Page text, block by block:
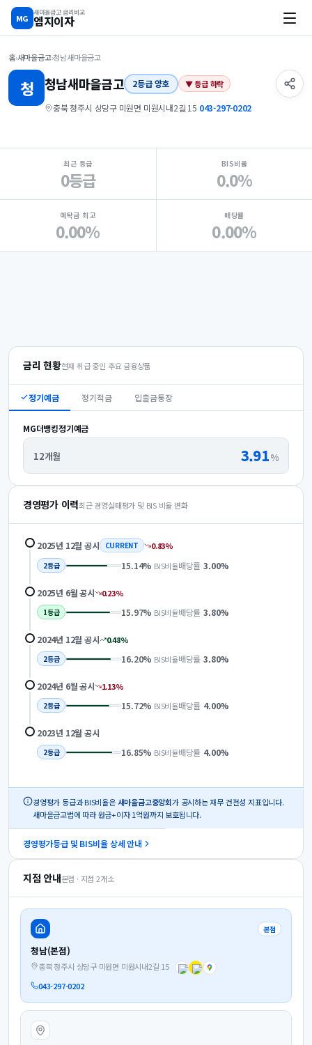
MG
새마을금고 금리비교
엠지이자
홈›새마을금고›청남새마을금고
청 청남새마을금고 2등급 양호 ▼ 등급 하락
충북 청주시 상당구 미원면 미원시내2길 15·043-297-0202
지점 핵심 지표 요약
최근 등급
0등급
BIS비율
0.0%
예탁금 최고
0.00%
배당률
0.00%
금리 현황현재 취급 중인 주요 금융상품
정기예금 정기적금 입출금통장
MG더뱅킹정기예금
12개월 3.91%
경영평가 이력최근 경영실태평가 및 BIS 비율 변화
2025년 12월 공시 CURRENT 0.83%
2등급 15.14% BIS비율배당률 3.00%
2025년 6월공시 0.23%
1등급 15.97% BIS비율배당률 3.80%
2024년 12월 공시 0.48%
2등급 16.20% BIS비율배당률 3.80%
2024년 6월공시 1.13%
2등급 15.72% BIS비율배당률 4.00%
2023년 12월 공시
2등급 16.85% BIS비율배당률 4.00%
경영평가 등급과 BIS비율은 새마을금고중앙회가 공시하는 재무 건전성 지표입니다.
새마을금고법에 따라 원금+이자 1억원까지 보호됩니다.
경영평가등급 및 BIS비율 상세 안내
지점 안내본점 · 지점 2개소
본점
청남(본점)
충북 청주시 상당구 미원면 미원시내2길 15
043-297-0202